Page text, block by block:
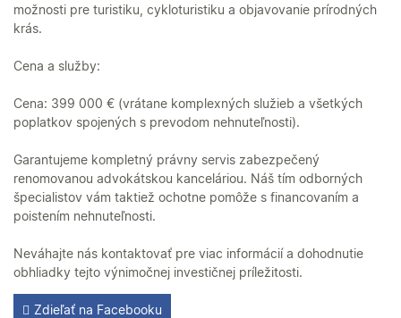
možnosti pre turistiku, cykloturistiku a objavovanie prírodných
krás.
Cena a služby:
Cena: 399 000 € (vrátane komplexných služieb a všetkých
poplatkov spojených s prevodom nehnuteľnosti).
Garantujeme kompletný právny servis zabezpečený
renomovanou advokátskou kanceláriou. Náš tím odborných
špecialistov vám taktiež ochotne pomôže s financovaním a
poistením nehnuteľnosti.
Neváhajte nás kontaktovať pre viac informácií a dohodnutie
obhliadky tejto výnimočnej investičnej príležitosti.
Zdieľať na Facebooku